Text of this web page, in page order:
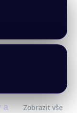
a
Zobrazit vše